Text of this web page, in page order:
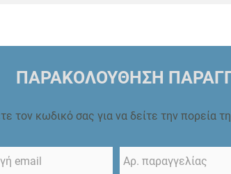
ΠΑΡΑΚΟΛΟΥΘΗΣΗ
τον κωδικό σας για να δείτε την πορεία